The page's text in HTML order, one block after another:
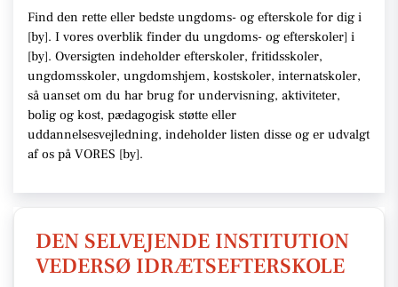
Find den rette eller bedste ungdoms- og efterskole for dig i
[by]. I vores overblik finder du ungdoms- og efterskoler] i
[by]. Oversigten indeholder efterskoler, fritidsskoler,
ungdomsskoler, ungdomshjem, kostskoler, internatskoler,
så uanset om du har brug for undervisning, aktiviteter,
bolig og kost, pædagogisk støtte eller
uddannelsesvejledning, indeholder listen disse og er udvalgt
af os på VORES [by].
DEN SELVEJENDE INSTITUTION
VEDERSØ IDRÆTSEFTERSKOLE